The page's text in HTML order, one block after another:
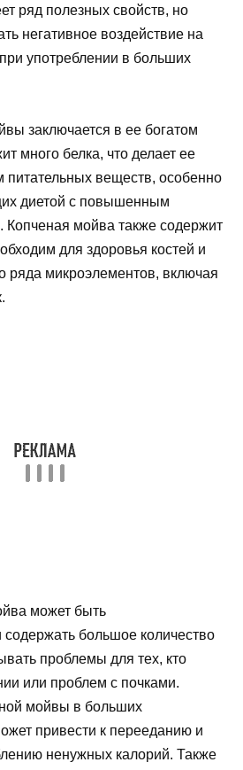
ряд полезных свойств, но
негативное воздействие на
употреблении в больших
заключается в ее богатом
много белка, что делает ее
питательных веществ, особенно
диетой с повышенным
Копченая мойва также содержит
для здоровья костей и
ряда микроэлементов, включая
может быть
большое количество
проблемы для тех, кто
или проблем с почками.
мойвы в больших
привести к перееданию и
ненужных калорий. Также